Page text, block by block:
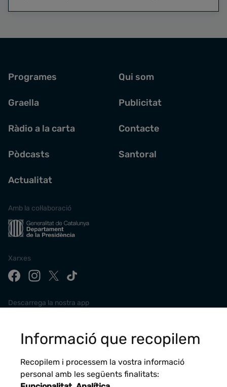
Programes
Graella
Ràdio a la carta
Pòdcasts
Actualitat
Qui som
Publicitat
Contacte
Santoral
Amb la col·laboració
Xarxes
Descarrega la nostra app
Informació que recopilem
Recopilem i processem la vostra informació
personal amb les següents finalitats: